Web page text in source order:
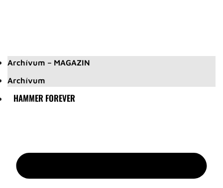
Archívum – MAGAZIN
Archívum
HAMMER FOREVER